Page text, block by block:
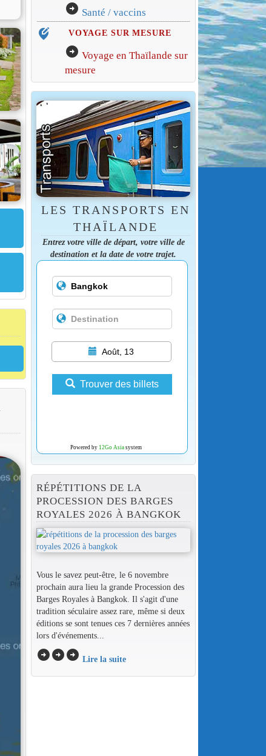
arrow_circle_right Santé / vaccins
edit_location_alt VOYAGE SUR MESURE
arrow_circle_right Voyage en Thaïlande sur
mesure
LES TRANSPORTS EN
THAÏLANDE
Entrez votre ville de départ, votre ville de
destination et la date de votre trajet.
Août, 13
Trouver des billets
Powered by 12Go Asiasystem
RÉPÉTITIONS DE LA
PROCESSION DES BARGES
ROYALES 2026 À BANGKOK
Vous le savez peut-être, le 6 novembre
prochain aura lieu la grande Procession des
Barges Royales à Bangkok. Il s'agit d'une
tradition séculaire assez rare, même si deux
éditions se sont tenues ces 7 dernières années
lors d'événements...
arrow_circle_rightarrow_circle_rightarrow_circle_right Lire la suite